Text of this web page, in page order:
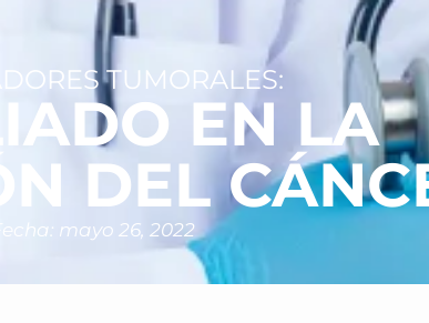
TUMORALES:
EN LA
DEL
mayo 26, 2022